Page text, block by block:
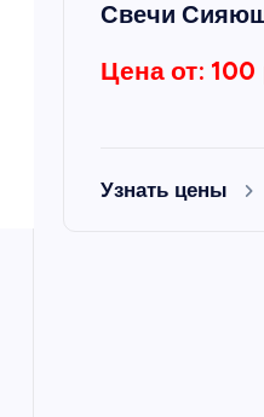
Свечи
Цена от: 100
Узнать цены